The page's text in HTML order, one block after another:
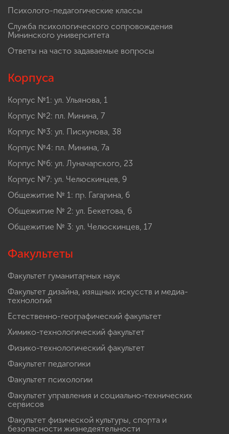
Психолого-педагогические классы
Служба психологического сопровождения
Мининского университета
Ответы на часто задаваемые вопросы
Корпуса
Корпус №1: ул. Ульянова, 1
Корпус №2: пл. Минина, 7
Корпус №3: ул. Пискунова, 38
Корпус №4: пл. Минина, 7а
Корпус №6: ул. Луначарского, 23
Корпус №7: ул. Челюскинцев, 9
Общежитие № 1: пр. Гагарина, 6
Общежитие № 2: ул. Бекетова, 6
Общежитие № 3: ул. Челюскинцев, 17
Факультеты
Факультет гуманитарных наук
Факультет дизайна, изящных искусств и медиа-
технологий
Естественно-географический факультет
Химико-технологический факультет
Физико-технологический факультет
Факультет педагогики
Факультет психологии
Факультет управления и социально-технических
сервисов
Факультет физической культуры, спорта и
безопасности жизнедеятельности